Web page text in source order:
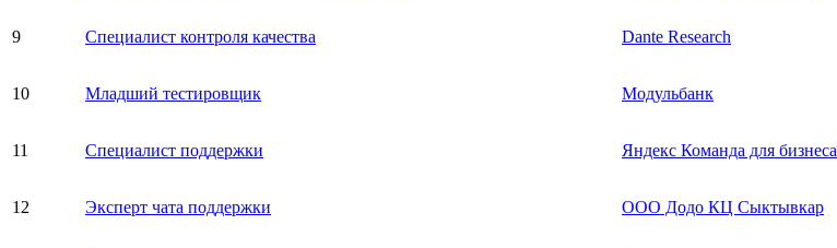
9 Специалист контроля качества Dante Research
10 Младший тестировщик Модульбанк
11 Специалист поддержки Яндекс Команда для бизнеса
12 Эксперт чата поддержки ООО Додо КЦ Сыктывкар